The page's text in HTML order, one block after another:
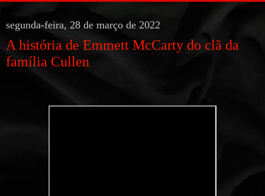
segunda-feira, 28 de março de 2022
A história de Emmett McCarty do clã da
família Cullen